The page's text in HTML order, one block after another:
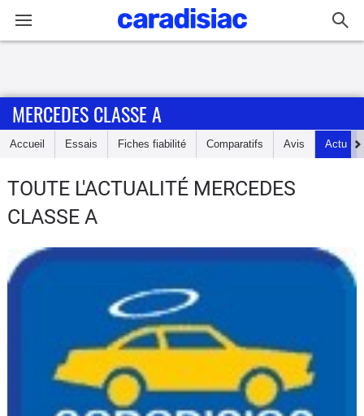
Accueil
Essais
d'achat
Flottes
MERCEDES CLASSE A
Accueil Essais Fiches fiabilité Comparatifs Avis Actu
TOUTE L'ACTUALITÉ MERCEDES
CLASSE A